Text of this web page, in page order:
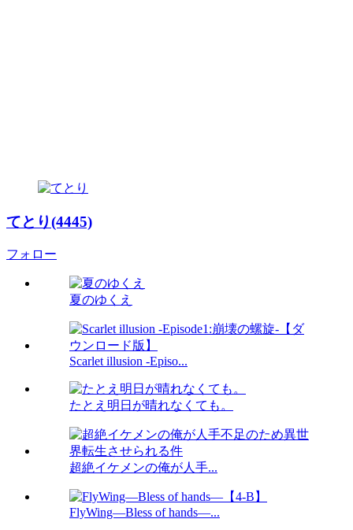
てとり(4445)
フォロー
夏のゆくえ
Scarlet illusion -Episo...
たとえ明日が晴れなくても。
超絶イケメンの俺が人手...
FlyWing―Bless of hands―...